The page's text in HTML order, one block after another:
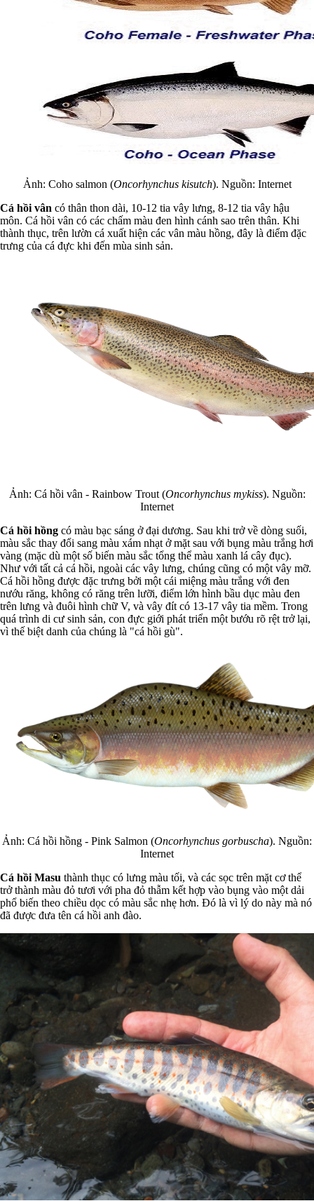
Ảnh: Coho salmon (Oncorhynchus kisutch). Nguồn: Internet
Cá hồi vân có thân thon dài, 10-12 tia vây lưng, 8-12 tia vây hậu
môn. Cá hồi vân có các chấm màu đen hình cánh sao trên thân. Khi
thành thục, trên lườn cá xuất hiện các vân màu hồng, đây là điểm đặc
trưng của cá đực khi đến mùa sinh sản.
Ảnh: Cá hồi vân - Rainbow Trout (Oncorhynchus mykiss). Nguồn:
Internet
Cá hồi hồng có màu bạc sáng ở đại dương. Sau khi trở về dòng suối,
màu sắc thay đổi sang màu xám nhạt ở mặt sau với bụng màu trắng hơi
vàng (mặc dù một số biến màu sắc tổng thể màu xanh lá cây đục).
Như với tất cả cá hồi, ngoài các vây lưng, chúng cũng có một vây mỡ.
Cá hồi hồng được đặc trưng bởi một cái miệng màu trắng với đen
nướu răng, không có răng trên lưỡi, điểm lớn hình bầu dục màu đen
trên lưng và đuôi hình chữ V, và vây đít có 13-17 vây tia mềm. Trong
quá trình di cư sinh sản, con đực giới phát triển một bướu rõ rệt trở lại,
vì thế biệt danh của chúng là "cá hồi gù".
Ảnh: Cá hồi hồng - Pink Salmon (Oncorhynchus gorbuscha). Nguồn:
Internet
Cá hồi Masu thành thục có lưng màu tối, và các sọc trên mặt cơ thể
trở thành màu đỏ tươi với pha đỏ thẫm kết hợp vào bụng vào một dải
phổ biến theo chiều dọc có màu sắc nhẹ hơn. Đó là vì lý do này mà nó
đã được đưa tên cá hồi anh đào.